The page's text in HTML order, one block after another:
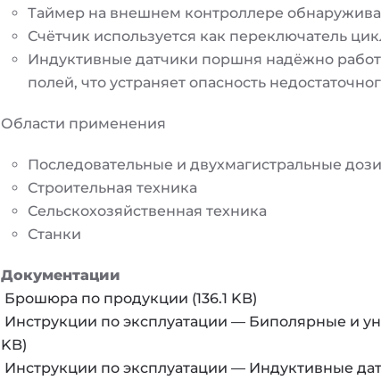
Таймер на внешнем контроллере
Счётчик используется как переключатель
Индуктивные датчики поршня надёжно
полей, что устраняет опасность
Области применения
Последовательные и двухмагистральные
Строительная техника
Сельскохозяйственная техника
Станки
Документации
Брошюра по продукции (136.1 KB)
Инструкции по эксплуатации — Биполярные и
KB)
Инструкции по эксплуатации — Индуктивные